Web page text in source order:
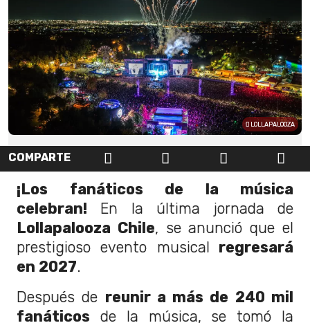
LOLLAPALOOZA
COMPARTE
¡Los fanáticos de la música
celebran! En la última jornada de
Lollapalooza Chile, se anunció que el
prestigioso evento musical regresará
en 2027.
Después de reunir a más de 240 mil
fanáticos de la música, se tomó la